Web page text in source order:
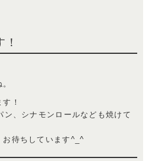
！
ン、シナモンロールなども焼けて
お待ちしています^_^